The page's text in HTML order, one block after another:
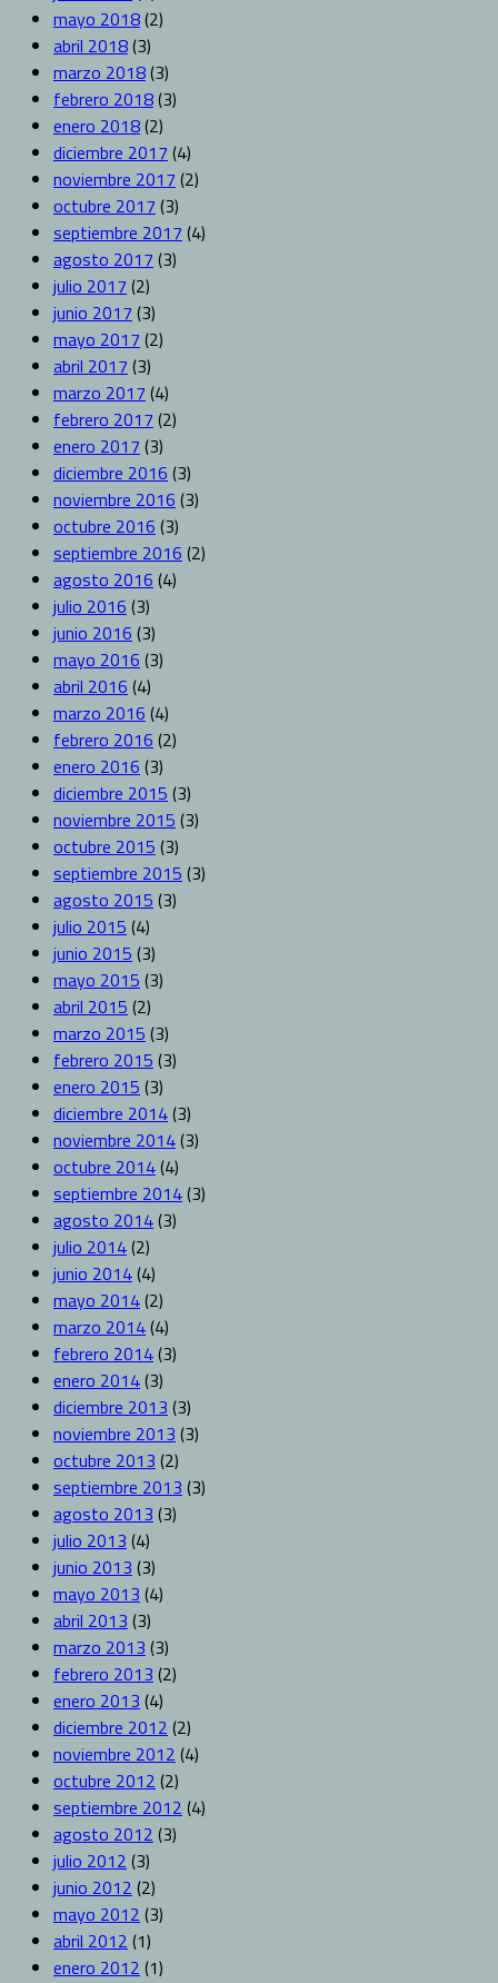
mayo 2018(2)
abril 2018(3)
marzo 2018(3)
febrero 2018(3)
enero 2018(2)
diciembre 2017 (4)
noviembre 2017 (2)
octubre 2017 (3)
septiembre 2017 (4)
agosto 2017 (3)
julio 2017 (2)
junio 2017 (3)
mayo 2017 (2)
abril 2017 (3)
marzo 2017 (4)
febrero 2017 (2)
enero 2017 (3)
diciembre 2016 (3)
noviembre 2016 (3)
octubre 2016 (3)
septiembre 2016 (2)
agosto 2016 (4)
julio 2016 (3)
junio 2016 (3)
mayo 2016 (3)
abril 2016 (4)
marzo 2016 (4)
febrero 2016 (2)
enero 2016 (3)
diciembre 2015 (3)
noviembre 2015 (3)
octubre 2015 (3)
septiembre 2015 (3)
agosto 2015 (3)
julio 2015 (4)
junio 2015 (3)
mayo 2015 (3)
abril 2015 (2)
marzo 2015 (3)
febrero 2015 (3)
enero 2015 (3)
diciembre 2014(3)
noviembre 2014(3)
octubre 2014(4)
septiembre 2014(3)
agosto 2014(3)
julio 2014(2)
junio 2014(4)
mayo 2014(2)
marzo 2014(4)
febrero 2014(3)
enero 2014(3)
diciembre 2013 (3)
noviembre 2013 (3)
octubre 2013 (2)
septiembre 2013 (3)
agosto 2013 (3)
julio 2013 (4)
junio 2013 (3)
mayo 2013 (4)
abril 2013 (3)
marzo 2013 (3)
febrero 2013 (2)
enero 2013 (4)
diciembre 2012 (2)
noviembre 2012 (4)
octubre 2012 (2)
septiembre 2012 (4)
agosto 2012 (3)
julio 2012 (3)
junio 2012 (2)
mayo 2012 (3)
abril 2012 (1)
enero 2012 (1)